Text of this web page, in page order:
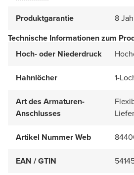
Produktgarantie
8
Technische Informationen zum
Hoch- oder Niederdruck
Hahnlöcher 1-
Art des Armaturen-
Anschlusses
Artikel Nummer Web
EAN / GTIN